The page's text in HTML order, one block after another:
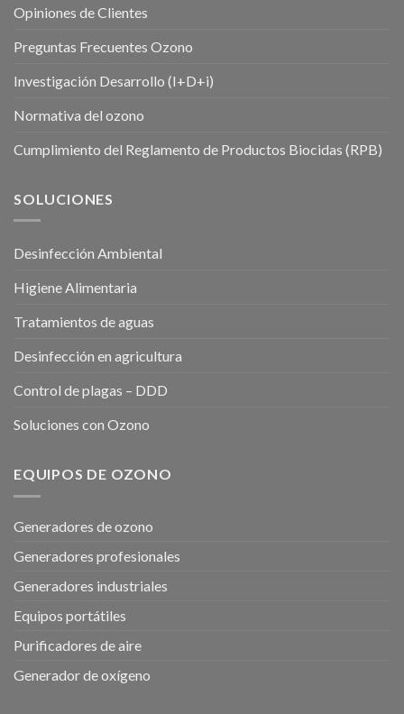
Opiniones de Clientes
Preguntas Frecuentes Ozono
Investigación Desarrollo (I+D+i)
Normativa del ozono
Cumplimiento del Reglamento de Productos Biocidas (RPB)
SOLUCIONES
Desinfección Ambiental
Higiene Alimentaria
Tratamientos de aguas
Desinfección en agricultura
Control de plagas – DDD
Soluciones con Ozono
EQUIPOS DE OZONO
Generadores de ozono
Generadores profesionales
Generadores industriales
Equipos portátiles
Purificadores de aire
Generador de oxígeno